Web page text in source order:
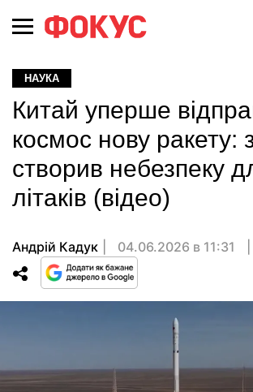
НАУКА
Китай уперше
космос нову ракету:
створив небезпеку
літаків (відео)
Андрій Кадук 04.06.2026 в 11:31